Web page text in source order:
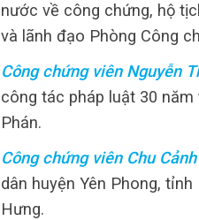
nước về công chứng, hộ
và lãnh đạo Phòng Công
Công chứng viên Nguyễn
công tác pháp luật 30
Phán.
Công chứng viên Chu
dân huyện Yên Phong,
Hưng.